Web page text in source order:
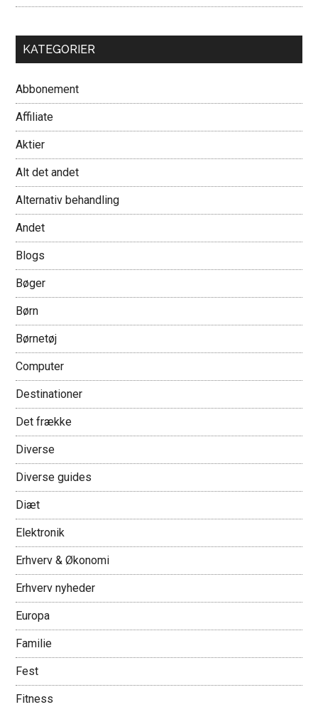
KATEGORIER
Abbonement
Affiliate
Aktier
Alt det andet
Alternativ behandling
Andet
Blogs
Bøger
Børn
Børnetøj
Computer
Destinationer
Det frække
Diverse
Diverse guides
Diæt
Elektronik
Erhverv & Økonomi
Erhverv nyheder
Europa
Familie
Fest
Fitness